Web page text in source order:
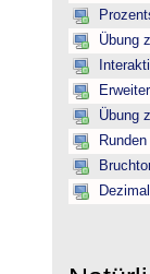
Übung
Übung